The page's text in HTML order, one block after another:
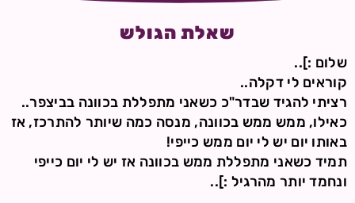
שאלת הגולש
שלום :]..
קוראים לי דקלה..
רציתי להגיד שבדר"כ כשאני מתפללת בכוונה בביצפר..
כאילו, ממש ממש בכוונה, מנסה כמה שיותר להתרכז, אז
באותו יום יש לי יום ממש כייפי!
תמיד כשאני מתפללת ממש בכוונה אז יש לי יום כייפי
ונחמד יותר מהרגיל :]..